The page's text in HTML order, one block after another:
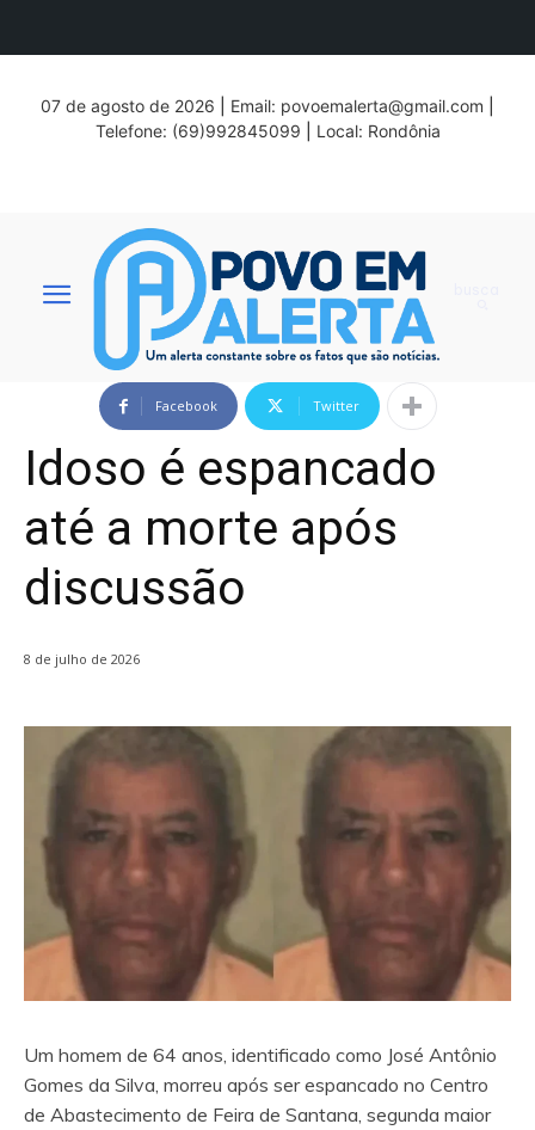
07 de agosto de 2026 Email: povoemalerta@gmail.com
Telefone: (69)992845099
Local: Rondônia
Facebook Twitter
Idoso é espancado
até a morte após
discussão
8 de julho de 2026
Um homem de 64 anos, identificado como José Antônio
Gomes da Silva, morreu após ser espancado no Centro
de Abastecimento de Feira de Santana, segunda maior